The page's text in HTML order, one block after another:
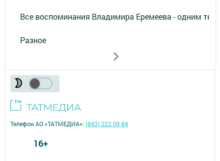
Все воспоминания Владимира Еремеева - одним
Разное
Телефон АО «ТАТМЕДИА»:(843) 222 09 84
16+